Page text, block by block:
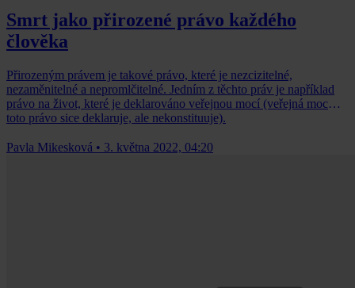
Smrt jako přirozené právo každého
člověka
Přirozeným právem je takové právo, které je nezcizitelné,
nezaměnitelné a nepromlčitelné. Jedním z těchto práv je například
právo na život, které je deklarováno veřejnou mocí (veřejná moc
toto právo sice deklaruje, ale nekonstituuje).
Pavla Mikesková • 3. května 2022, 04:20